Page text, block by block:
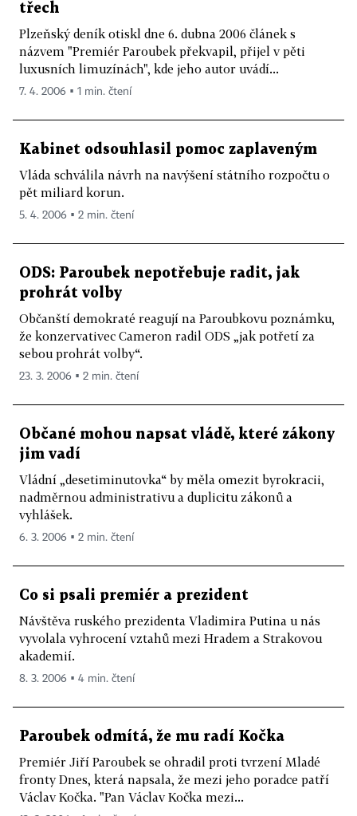
třech
Plzeňský deník otiskl dne 6. dubna 2006 článek s
názvem "Premiér Paroubek překvapil, přijel v pěti
luxusních limuzínách", kde jeho autor uvádí...
7. 4. 2006 ▪ 1 min. čtení
Kabinet odsouhlasil pomoc zaplaveným
Vláda schválila návrh na navýšení státního rozpočtu o
pět miliard korun.
5. 4. 2006 ▪ 2 min. čtení
ODS: Paroubek nepotřebuje radit, jak
prohrát volby
Občanští demokraté reagují na Paroubkovu poznámku,
že konzervativec Cameron radil ODS „jak potřetí za
sebou prohrát volby“.
23. 3. 2006 ▪ 2 min. čtení
Občané mohou napsat vládě, které zákony
jim vadí
Vládní „desetiminutovka“ by měla omezit byrokracii,
nadměrnou administrativu a duplicitu zákonů a
vyhlášek.
6. 3. 2006 ▪ 2 min. čtení
Co si psali premiér a prezident
Návštěva ruského prezidenta Vladimira Putina u nás
vyvolala vyhrocení vztahů mezi Hradem a Strakovou
akademií.
8. 3. 2006 ▪ 4 min. čtení
Paroubek odmítá, že mu radí Kočka
Premiér Jiří Paroubek se ohradil proti tvrzení Mladé
fronty Dnes, která napsala, že mezi jeho poradce patří
Václav Kočka. "Pan Václav Kočka mezi...